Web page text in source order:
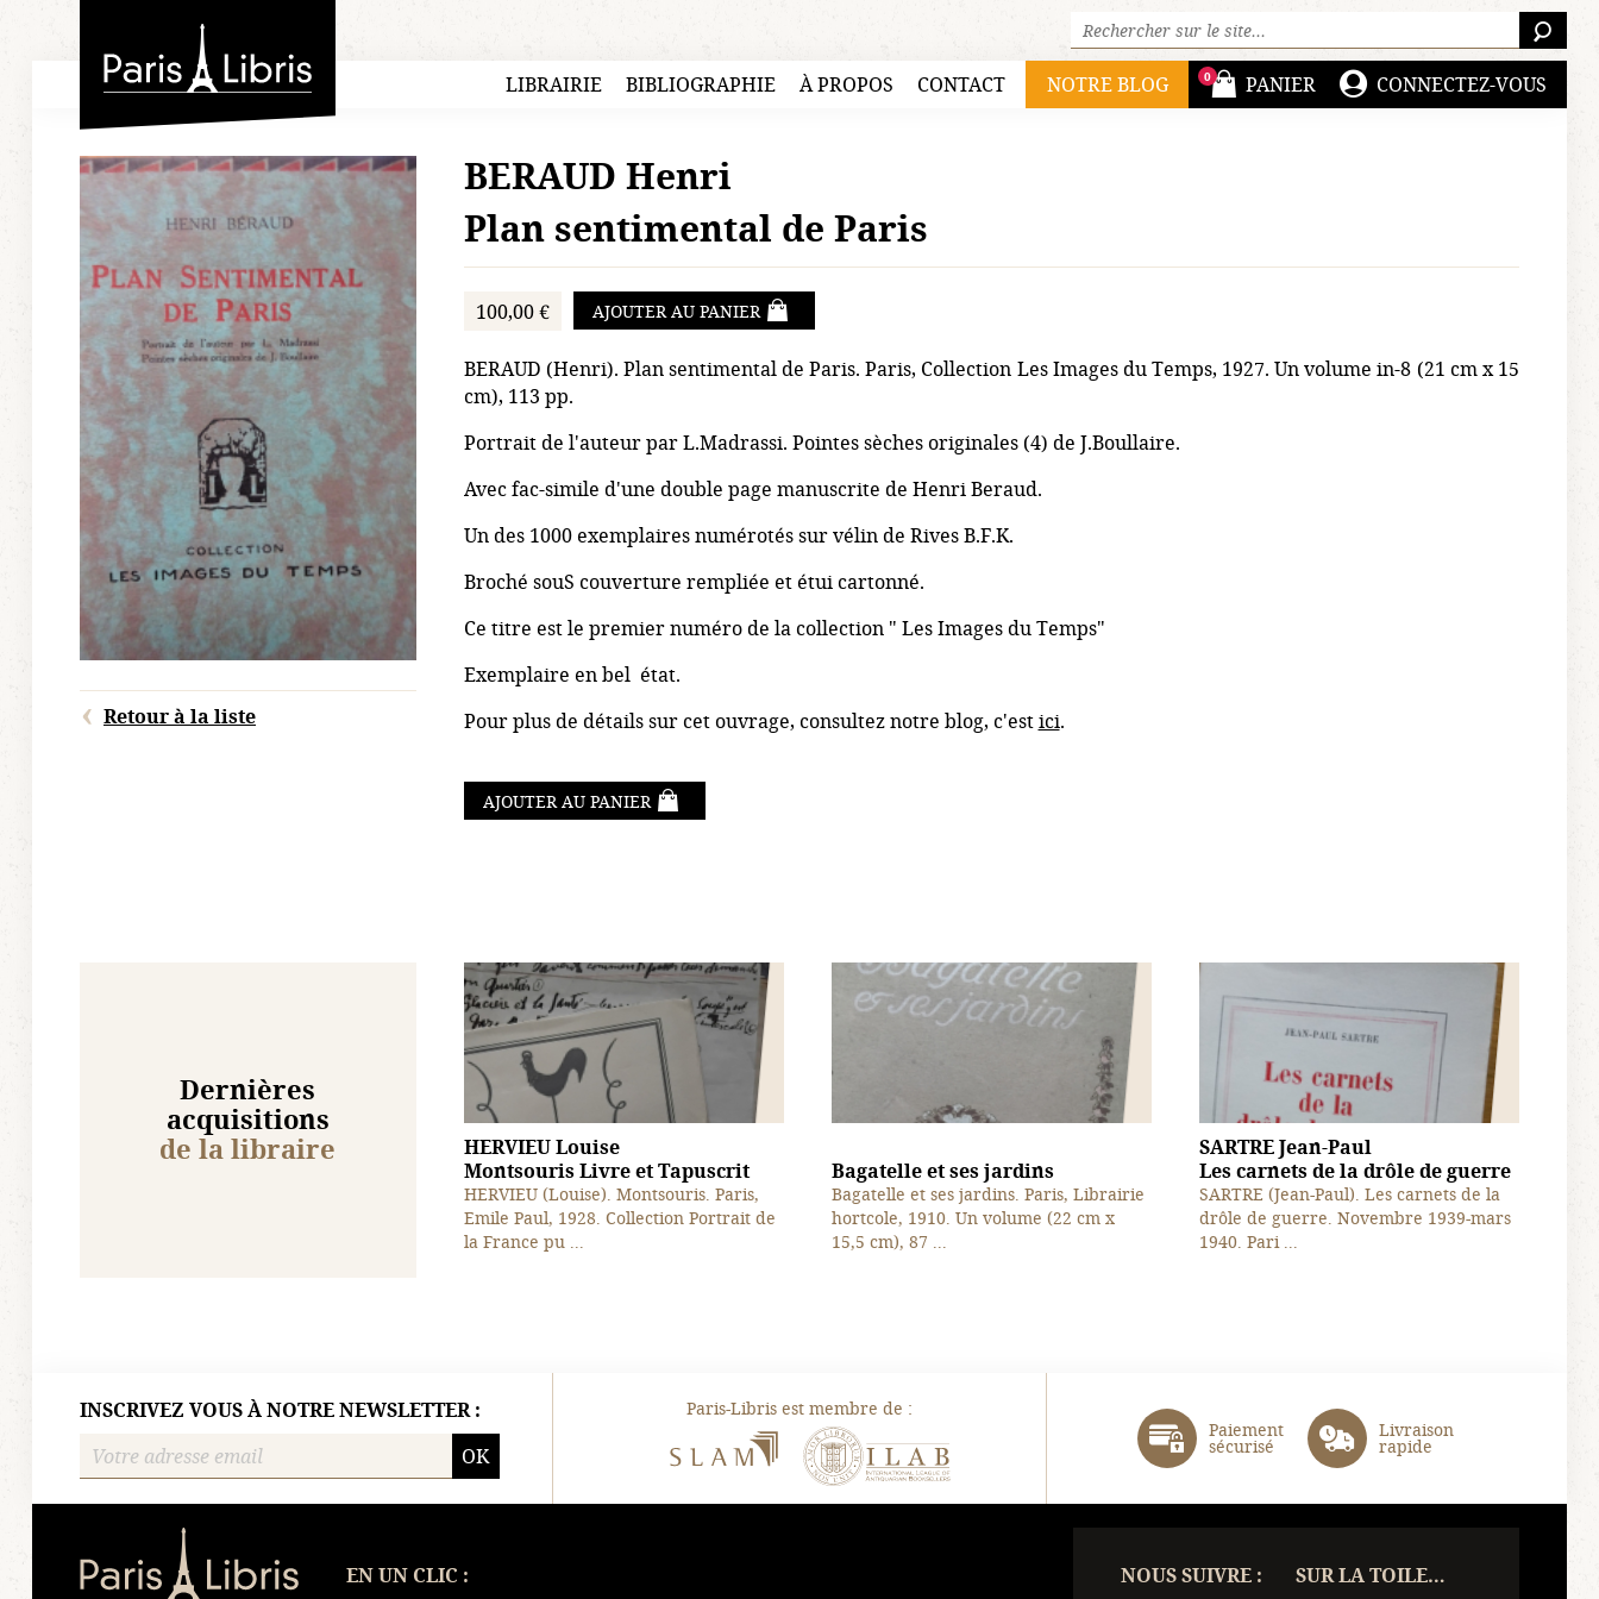
Rechercher sur le site :
LIBRAIRIE
BIBLIOGRAPHIE À PROPOS CONTACT NOTRE BLOG PANIER
0 CONNECTEZ-VOUS
Retour à la liste
BERAUD Henri
Plan sentimental de Paris
100,00 € AJOUTER AU PANIER
BERAUD (Henri). Plan sentimental de Paris. Paris, Collection Les Images du Temps, 1927. Un volume in-8 (21 cm x 15
cm), 113 pp.
Portrait de l'auteur par L.Madrassi. Pointes sèches originales (4) de J.Boullaire.
Avec fac-simile d'une double page manuscrite de Henri Beraud.
Un des 1000 exemplaires numérotés sur vélin de Rives B.F.K.
Broché souS couverture rempliée et étui cartonné.
Ce titre est le premier numéro de la collection " Les Images du Temps"
Exemplaire en bel état.
Pour plus de détails sur cet ouvrage, consultez notre blog, c'estici.
AJOUTER AU PANIER
Dernières
acquisitions
de la libraire
HERVIEU Louise
Montsouris Livre et Tapuscrit
HERVIEU (Louise). Montsouris. Paris,
Emile Paul, 1928. Collection Portrait de
la France pu ...
Bagatelle et ses jardins
Bagatelle et ses jardins. Paris, Librairie
hortcole, 1910. Un volume (22 cm x
15,5 cm), 87 ...
SARTRE Jean-Paul
Les carnets de la drôle de guerre
SARTRE (Jean-Paul). Les carnets de la
drôle de guerre. Novembre 1939-mars
1940. Pari ...
INSCRIVEZ VOUS À NOTRE NEWSLETTER :
OK
Paris-Libris est membre de :
SLAM Paiement
sécurisé
Livraison
rapide
EN UN CLIC : NOUS SUIVRE : SUR LA TOILE…